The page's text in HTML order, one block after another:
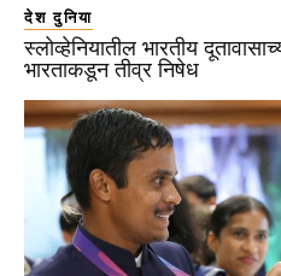
देश दुनिया
स्लोव्हेनियातील भारतीय
भारताकडून तीव्र निषेध